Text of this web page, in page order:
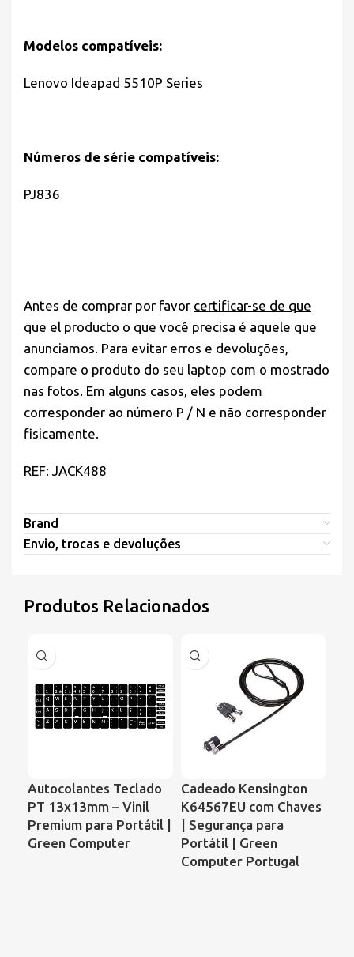
Modelos compatíveis:
Lenovo Ideapad 5510P Series
Números de série compatíveis:
PJ836
Antes de comprar por favor certificar-se de que
que el producto o que você precisa é aquele que
anunciamos. Para evitar erros e devoluções,
compare o produto do seu laptop com o mostrado
nas fotos. Em alguns casos, eles podem
corresponder ao número P / N e não corresponder
fisicamente.
REF: JACK488
Brand
Envio, trocas e devoluções
Produtos Relacionados
Autocolantes Teclado
PT 13x13mm – Vinil
Premium para Portátil |
Green Computer
Cadeado Kensington
K64567EU com Chaves
| Segurança para
Portátil | Green
Computer Portugal